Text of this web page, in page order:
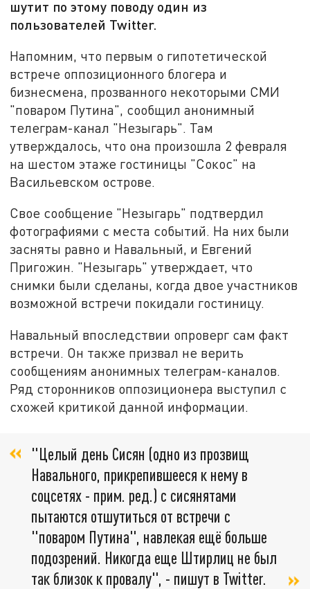
шутит по этому поводу один из
пользователей Twitter.
Напомним, что первым о гипотетической
встрече оппозиционного блогера и
бизнесмена, прозванного некоторыми СМИ
"поваром Путина", сообщил анонимный
телеграм-канал "Незыгарь". Там
утверждалось, что она произошла 2 февраля
на шестом этаже гостиницы "Сокос" на
Васильевском острове.
Свое сообщение "Незыгарь" подтвердил
фотографиями с места событий. На них были
засняты равно и Навальный, и Евгений
Пригожин. "Незыгарь" утверждает, что
снимки были сделаны, когда двое участников
возможной встречи покидали гостиницу.
Навальный впоследствии опроверг сам факт
встречи. Он также призвал не верить
сообщениям анонимных телеграм-каналов.
Ряд сторонников оппозиционера выступил с
схожей критикой данной информации.
"Целый день Сисян (одно из прозвищ
Навального, прикрепившееся к нему в
соцсетях - прим. ред.) с сисянятами
пытаются отшутиться от встречи с
"поваром Путина", навлекая ещё больше
подозрений. Никогда еще Штирлиц не был
так близок к провалу", - пишут в Twitter.